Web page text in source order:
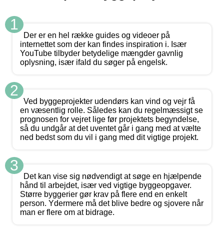
1
Der er en hel række guides og videoer på
internettet som der kan findes inspiration i. Især
YouTube tilbyder betydelige mængder gavnlig
oplysning, især ifald du søger på engelsk.
2
Ved byggeprojekter udendørs kan vind og vejr få
en væsentlig rolle. Således kan du regelmæssigt se
prognosen for vejret lige før projektets begyndelse,
så du undgår at det uventet går i gang med at vælte
ned bedst som du vil i gang med dit vigtige projekt.
3
Det kan vise sig nødvendigt at søge en hjælpende
hånd til arbejdet, især ved vigtige byggeopgaver.
Større byggerier gør krav på flere end en enkelt
person. Ydermere må det blive bedre og sjovere når
man er flere om at bidrage.